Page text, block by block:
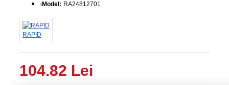
104.82 Lei
Model: RA24812701
RAPID